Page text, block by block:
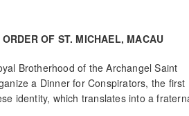
OF ST. MICHAEL, MACAU
Brotherhood of the Archangel Saint
a Dinner for Conspirators, the first
identity, which translates into a